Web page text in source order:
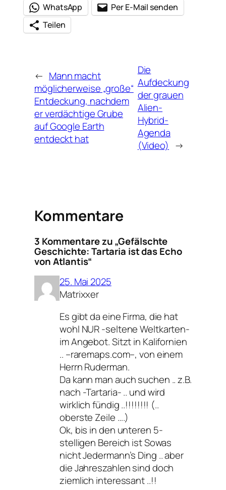
WhatsApp
Per E-Mail senden
Teilen
← Mann macht
möglicherweise „große“
Entdeckung, nachdem
er verdächtige Grube
auf Google Earth
entdeckt hat
Die
Aufdeckung
der grauen
Alien-
Hybrid-
Agenda
(Video) →
Kommentare
3 Kommentare zu „Gefälschte
Geschichte: Tartaria ist das Echo
von Atlantis“
25. Mai 2025
Matrixxer
Es gibt da eine Firma, die hat
wohl NUR -seltene Weltkarten-
im Angebot. Sitzt in Kalifornien
.. –raremaps.com–, von einem
Herrn Ruderman.
Da kann man auch suchen .. z.B.
nach -Tartaria- .. und wird
wirklich fündig ..!!!!!!!! (..
oberste Zeile ….)
Ok, bis in den unteren 5-
stelligen Bereich ist Sowas
nicht Jedermann’s Ding .. aber
die Jahreszahlen sind doch
ziemlich interessant ..!!